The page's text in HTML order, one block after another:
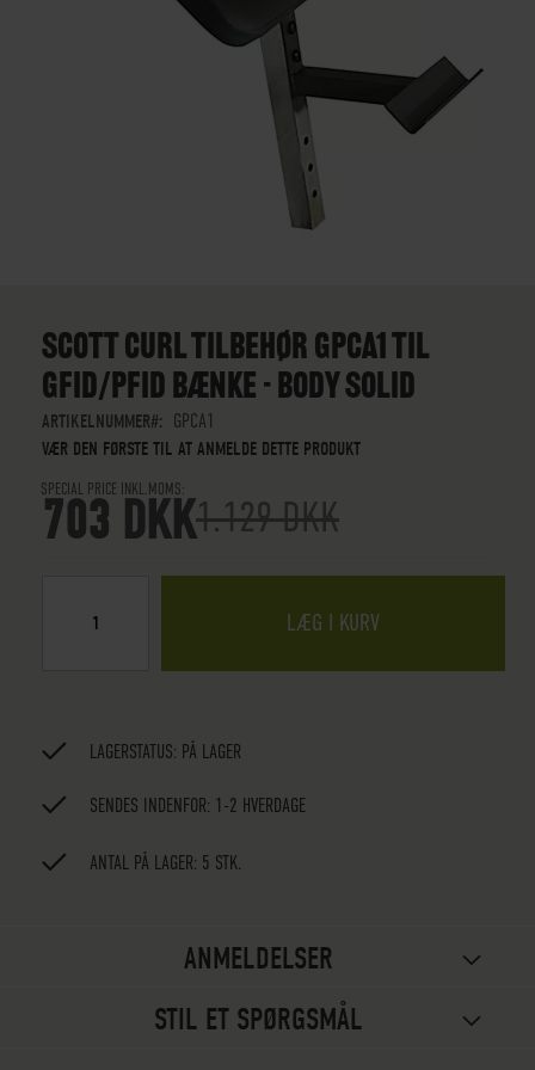
BILLEDGALLERIET
SCOTT CURL TILBEHØR GPCA1 TIL
GFID/PFID BÆNKE - BODY SOLID
ARTIKELNUMMER
GPCA1
VÆR DEN FØRSTE TIL AT ANMELDE DETTE PRODUKT
SPECIAL PRICE INKL.MOMS
703 DKK1.129 DKK
LÆG I KURV
LAGERSTATUS: PÅ LAGER
SENDES INDENFOR: 1-2 HVERDAGE
ANTAL PÅ LAGER: 5 STK.
ANMELDELSER
STIL ET SPØRGSMÅL